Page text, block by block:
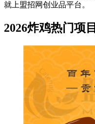
就上盟招网创业品平台。
2026炸鸡热门项目